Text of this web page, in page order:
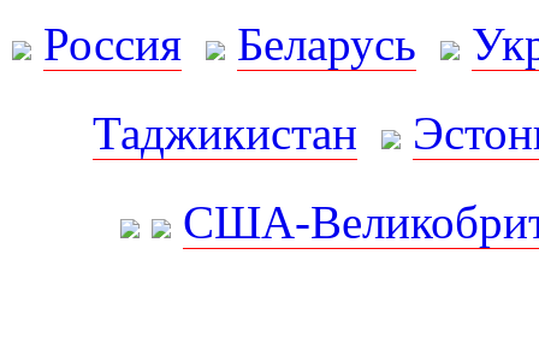
Россия Беларусь
Таджикистан
США-